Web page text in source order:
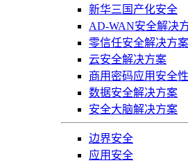
新华三国产化安全
AD-WAN安全解决
零信任安全解决方案
云安全解决方案
商用密码应用安全
数据安全解决方案
安全大脑解决方案
边界安全
应用安全